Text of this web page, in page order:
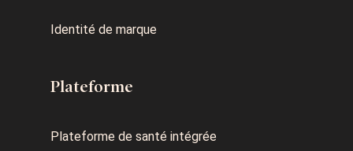
Identité de marque
Plateforme
Plateforme de santé intégrée